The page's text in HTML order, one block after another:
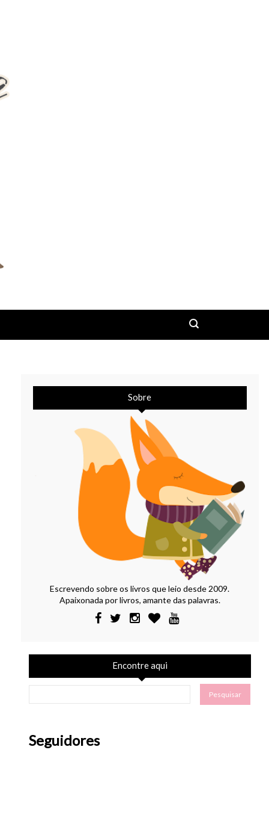
Sobre
Escrevendo sobre os livros que leio desde 2009.
Apaixonada por livros, amante das palavras.
Encontre aqui
Seguidores